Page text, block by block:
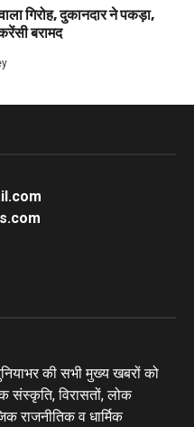
गिरोह, दुकानदार ने पकड़ा,
बरामद
की सभी मुख्य खबरों को
संस्कृति, विरासतों, लोक
राजनीतिक व धार्मिक